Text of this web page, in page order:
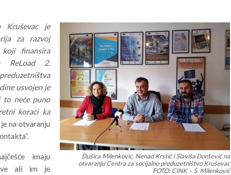
Dušica Milenković, Nenad Krstić i Slaviša Đorđević na
otvaranju Centra za socijalno preduzetništvo Kruševac
FOTO: CINK – S. Milenković
Kruševac je
za razvoj
koji finansira
ReLoad 2.
usvojen je
to neće puno
koraci ka
na otvaranju
imaju
ali im je